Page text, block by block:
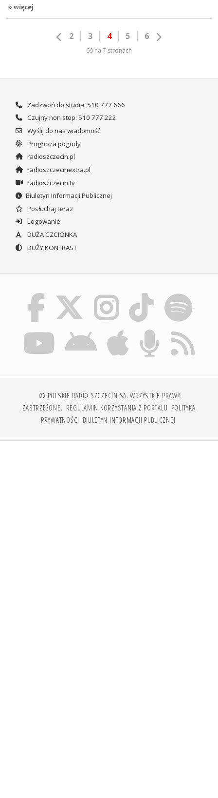
» więcej
2 3 4 5 6
69 na 7 stronach
Zadzwoń do studia: 510 777 666
Czujny non stop: 510 777 222
Wyślij do nas wiadomość
Prognoza pogody
radioszczecin.pl
radioszczecinextra.pl
radioszczecin.tv
Biuletyn Informacji Publicznej
Posłuchaj teraz
Logowanie
DUŻA CZCIONKA
DUŻY KONTRAST
© POLSKIE RADIO SZCZECIN SA. WSZYSTKIE PRAWA
ZASTRZEŻONE. REGULAMIN KORZYSTANIA Z PORTALU POLITYKA
PRYWATNOŚCI BIULETYN INFORMACJI PUBLICZNEJ